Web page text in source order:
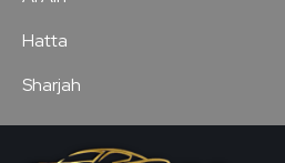
Hatta
Sharjah